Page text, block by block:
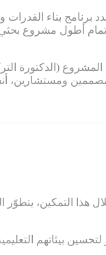
برنامج بناء
على ثلاث منح إضافية من مؤسسة الفكر العربي، بلغ مجموعها
المشروع (الدكتورة
ومستشارين،
هذا التمكين، يتطوّر
بيئاتهم